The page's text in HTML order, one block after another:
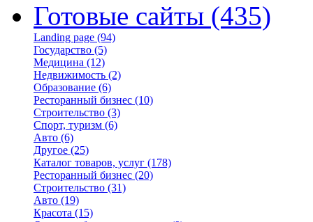
Готовые сайты (435)
Landing page (94)
Государство (5)
Медицина (12)
Недвижимость (2)
Образование (6)
Ресторанный бизнес (10)
Строительство (3)
Спорт, туризм (6)
Авто (6)
Другое (25)
Каталог товаров, услуг (178)
Ресторанный бизнес (20)
Строительство (31)
Авто (19)
Красота (15)